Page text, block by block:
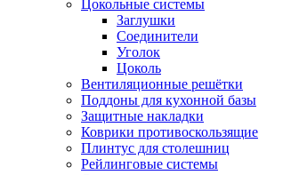
Цокольные системы
Заглушки
Соединители
Уголок
Цоколь
Вентиляционные решётки
Поддоны для кухонной базы
Защитные накладки
Коврики противоскользящие
Плинтус для столешниц
Рейлинговые системы